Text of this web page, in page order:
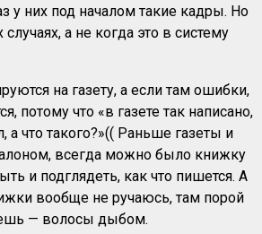
у них под началом такие кадры. Но
а не когда это в систему
на газету, а если там ошибки,
потому что «в газете так написано,
а что такого?»(( Раньше газеты и
всегда можно было книжку
и подглядеть, как что пишется. А
вообще не ручаюсь, там порой
— волосы дыбом.